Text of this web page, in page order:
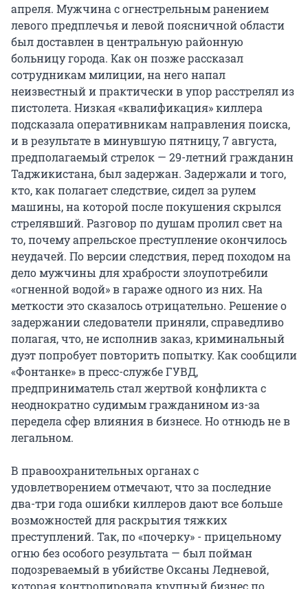
апреля. Мужчина с огнестрельным ранением
левого предплечья и левой поясничной области
был доставлен в центральную районную
больницу города. Как он позже рассказал
сотрудникам милиции, на него напал
неизвестный и практически в упор расстрелял из
пистолета. Низкая «квалификация» киллера
подсказала оперативникам направления поиска,
и в результате в минувшую пятницу, 7 августа,
предполагаемый стрелок — 29-летний гражданин
Таджикистана, был задержан. Задержали и того,
кто, как полагает следствие, сидел за рулем
машины, на которой после покушения скрылся
стрелявший. Разговор по душам пролил свет на
то, почему апрельское преступление окончилось
неудачей. По версии следствия, перед походом на
дело мужчины для храбрости злоупотребили
«огненной водой» в гараже одного из них. На
меткости это сказалось отрицательно. Решение о
задержании следователи приняли, справедливо
полагая, что, не исполнив заказ, криминальный
дуэт попробует повторить попытку. Как сообщили
«Фонтанке» в пресс-службе ГУВД,
предприниматель стал жертвой конфликта с
неоднократно судимым гражданином из-за
передела сфер влияния в бизнесе. Но отнюдь не в
легальном.
В правоохранительных органах с
удовлетворением отмечают, что за последние
два-три года ошибки киллеров дают все больше
возможностей для раскрытия тяжких
преступлений. Так, по «почерку» - прицельному
огню без особого результата — был пойман
подозреваемый в убийстве Оксаны Ледневой,
которая контролировала крупный бизнес по